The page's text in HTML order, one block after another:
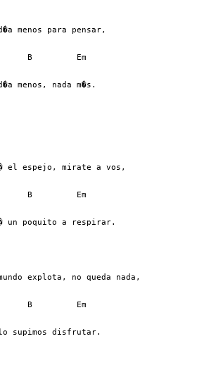
menos para pensar,
B         Em
menos, nada m�s.
el espejo, mirate a vos,
B         Em
un poquito a respirar.
explota, no queda nada,
B         Em
supimos disfrutar.